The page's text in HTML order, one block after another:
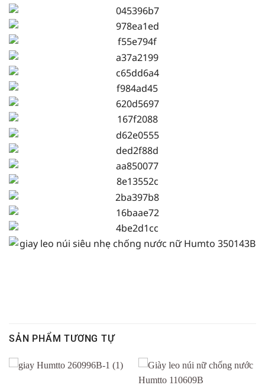
SẢN PHẨM TƯƠNG TỰ